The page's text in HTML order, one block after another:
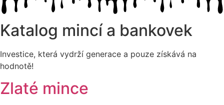
Katalog mincí a bankovek
Investice, která vydrží generace a pouze získává na
hodnotě!
Zlaté mince